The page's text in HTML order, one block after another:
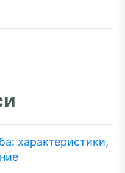
характеристики,